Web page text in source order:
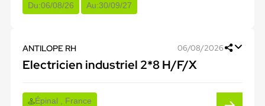
Du:06/08/26 Au:30/09/27
ANTILOPE RH 06/08/2026
Electricien industriel 2*8 H/F/X
Épinal , France